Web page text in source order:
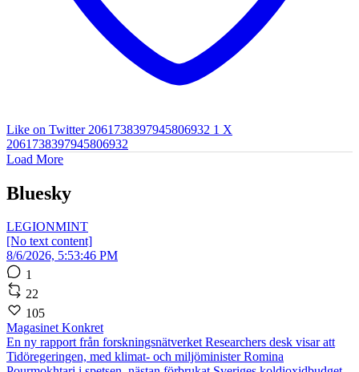
Like on Twitter 2061738397945806932 1 X
2061738397945806932
Load More
Bluesky
LEGIONMINT
[No text content]
8/6/2026, 5:53:46 PM
1
22
105
Magasinet Konkret
En ny rapport från forskningsnätverket Researchers desk visar att
Tidöregeringen, med klimat- och miljöminister Romina